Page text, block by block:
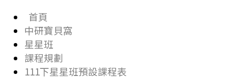
首頁
中研寶貝窩
星星班
課程規劃
111下星星班預設課程表